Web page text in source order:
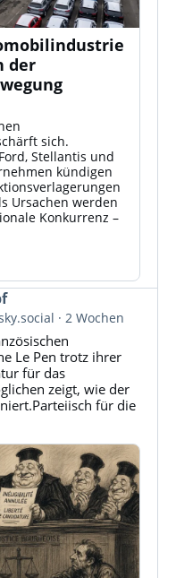
der
sich.
Stellantis und
kündigen
Ursachen werden
Konkurrenz –
2 Wochen
Le Pen trotz ihrer
für das
zeigt, wie der
für die